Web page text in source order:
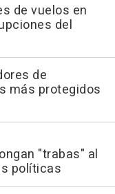
de vuelos en
del
de
más protegidos
"trabas" al
políticas